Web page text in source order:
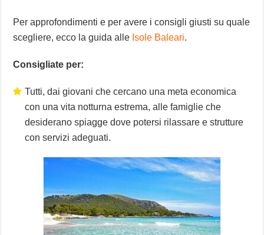
Per approfondimenti e per avere i consigli giusti su quale
scegliere, ecco la guida alle Isole Baleari.
Consigliate per:
Tutti, dai giovani che cercano una meta economica
con una vita notturna estrema, alle famiglie che
desiderano spiagge dove potersi rilassare e strutture
con servizi adeguati.